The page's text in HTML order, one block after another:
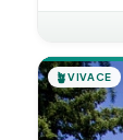
🪴VIVACE